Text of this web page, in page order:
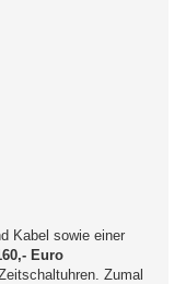
Kabel sowie einer
Euro
Zumal